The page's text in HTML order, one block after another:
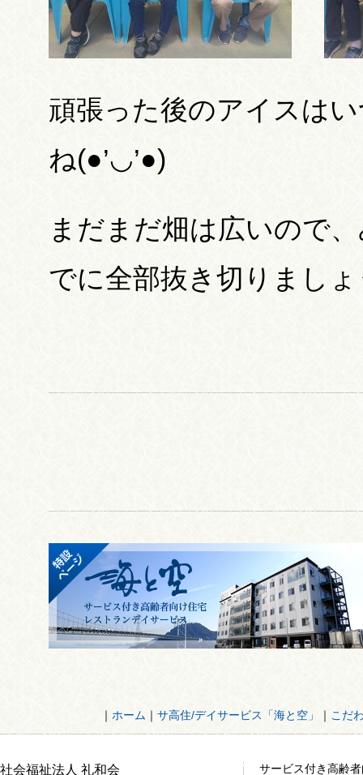
頑張った後のアイスは
ね(●’◡’●)
まだまだ畑は広いので
でに全部抜き切りまし
｜ ホーム ｜ サ高住/デイサービス「海と空」 ｜ こだ
社会福祉法人 礼和会 サービス付き高齢